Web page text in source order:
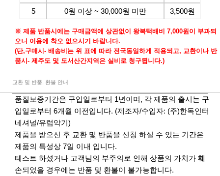
5
0원 이상 ~ 30,000원 미만 3,500원
※ 제품 반품시에는 구매금액에 상관없이 왕복택배비 7,000원이 부과되
오니 이용에 착오 없으시기 바랍니다.
(단,구매시- 배송비는 위 표에 따라 전국동일하게 적용되고, 교환이나 반
품시- 제주도 및 도서산간지역은 실비로 청구됩니다.)
교환 및 반품, 환불 안내
품질보증기간은 구입일로부터 1년이며, 각 제품의 출시는 구
입일로부터 6개월 이전입니다. (제조자/수입자: (주)한독인터
네셔널/유럽악기)
제품을 받으신 후 교환 및 반품을 신청 하실 수 있는 기간은
제품의 특성상 7일 이내 입니다.
테스트 하셨거나 고객님의 부주의로 인해 상품의 가치가 훼
손되었을 경우에는 반품 및 환불이 불가능합니다.